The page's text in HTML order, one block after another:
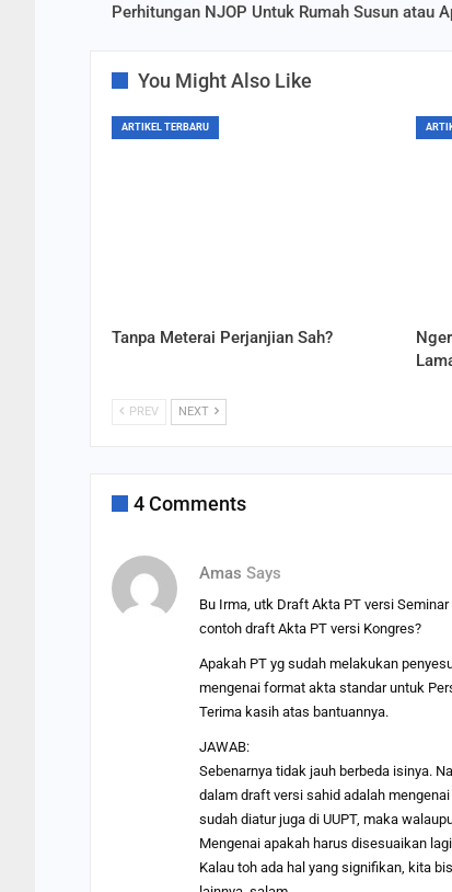
Perhitungan NJOP Untuk Rumah Susun atau
You Might Also Like
ARTIKEL TERBARU
Tanpa Meterai Perjanjian Sah?
PREV NEXT
4 Comments
Amas Says
Bu Irma, utk Draft Akta PT versi
contoh draft Akta PT versi Kongres?
Apakah PT yg sudah melakukan
mengenai format akta standar untuk
Terima kasih atas bantuannya.
JAWAB:
Sebenarnya tidak jauh berbeda isinya.
dalam draft versi sahid adalah
sudah diatur juga di UUPT, maka
Mengenai apakah harus disesuaikan
Kalau toh ada hal yang signifikan, kita